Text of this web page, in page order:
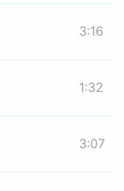
3:16
1:32
3:07